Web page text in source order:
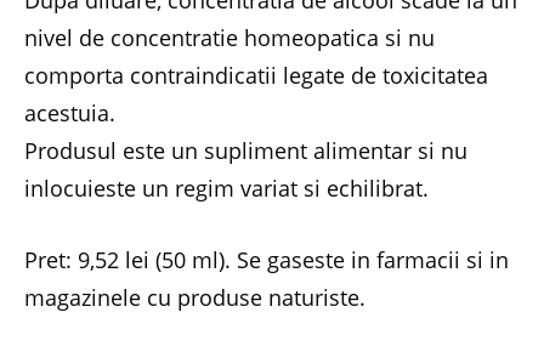
nivel de concentratie homeopatica si nu
comporta contraindicatii legate de toxicitatea
acestuia.
Produsul este un supliment alimentar si nu
inlocuieste un regim variat si echilibrat.
Pret: 9,52 lei (50 ml). Se gaseste in farmacii si in
magazinele cu produse naturiste.